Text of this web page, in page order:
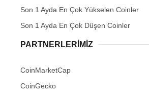
Son 1 Ayda En Çok Yükselen Coinler
Son 1 Ayda En Çok Düşen Coinler
PARTNERLERIMIZ
CoinMarketCap
CoinGecko